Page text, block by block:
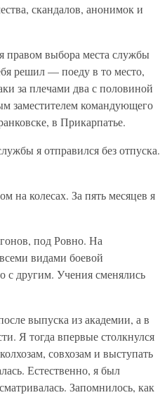
скандалов, анонимок и
правом выбора места службы
решил — поеду в то место,
за плечами два с половиной
заместителем командующего
в Прикарпатье.
я отправился без отпуска.
на колесах. За пять месяцев я
под Ровно. На
видами боевой
с другим. Учения сменялись
выпуска из академии, а в
Я тогда впервые столкнулся
совхозам и выступать
Естественно, я был
Запомнилось, как